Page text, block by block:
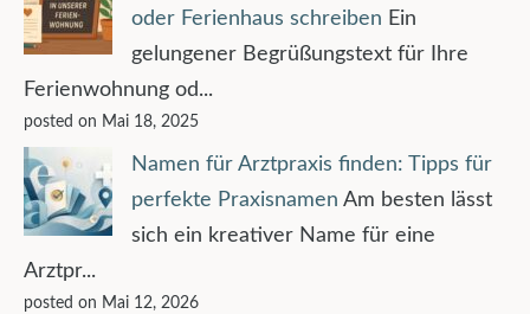
oder Ferienhaus schreiben Ein
gelungener Begrüßungstext für Ihre
Ferienwohnung od...
posted on Mai 18, 2025
Namen für Arztpraxis finden: Tipps für
perfekte Praxisnamen Am besten lässt
sich ein kreativer Name für eine
Arztpr...
posted on Mai 12, 2026